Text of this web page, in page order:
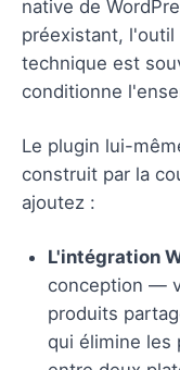
native de
préexistant,
technique est
conditionne
Le plugin lui-
construit par la
ajoutez :
L'intégration
conception —
produits
qui élimine les